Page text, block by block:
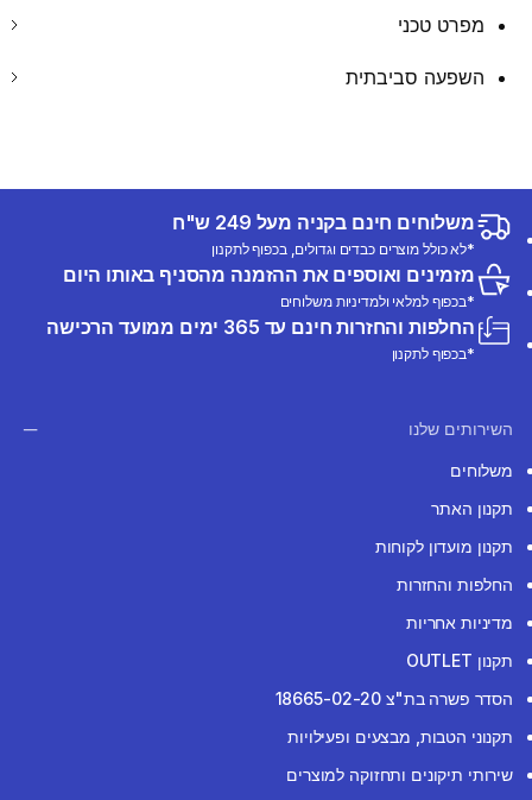
מפרט טכני
השפעה סביבתית
משלוחים חינם בקניה מעל 249 ש"ח
*לא כולל מוצרים כבדים וגדולים, בכפוף לתקנון
מזמינים ואוספים את ההזמנה מהסניף באותו היום
*בכפוף למלאי ולמדיניות משלוחים
החלפות והחזרות חינם עד 365 ימים ממועד הרכישה
*בכפוף לתקנון
השירותים שלנו
משלוחים
תקנון האתר
תקנון מועדון לקוחות
החלפות והחזרות
מדיניות אחריות
תקנון OUTLET
הסדר פשרה בת"צ 18665-02-20
תקנוני הטבות, מבצעים ופעילויות
שירותי תיקונים ותחזוקה למוצרים